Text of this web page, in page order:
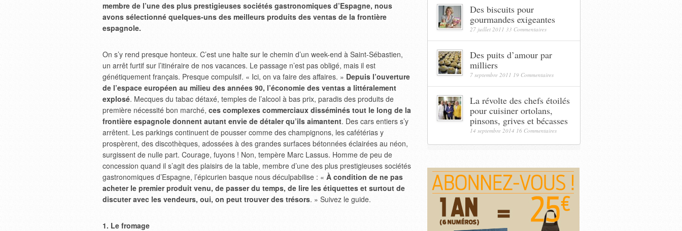
membre de l’une des plus prestigieuses sociétés gastronomiques d’Espagne, nous
avons sélectionné quelques-uns des meilleurs produits des ventas de la frontière
espagnole.
On s’y rend presque honteux. C’est une halte sur le chemin d’un week-end à Saint-Sébastien,
un arrêt furtif sur l’itinéraire de nos vacances. Le passage n’est pas obligé, mais il est
génétiquement français. Presque compulsif. « Ici, on va faire des affaires. » Depuis l’ouverture
de l’espace européen au milieu des années 90, l’économie des ventas a littéralement
explosé. Mecques du tabac détaxé, temples de l’alcool à bas prix, paradis des produits de
première nécessité bon marché, ces complexes commerciaux disséminés tout le long de la
frontière espagnole donnent autant envie de détaler qu’ils aimantent. Des cars entiers s’y
arrêtent. Les parkings continuent de pousser comme des champignons, les cafétérias y
prospèrent, des discothèques, adossées à des grandes surfaces bétonnées éclairées au néon,
surgissent de nulle part. Courage, fuyons ! Non, tempère Marc Lassus. Homme de peu de
concession quand il s’agit des plaisirs de la table, membre d’une des plus prestigieuses sociétés
gastronomiques d’Espagne, l’épicurien basque nous déculpabilise : « À condition de ne pas
acheter le premier produit venu, de passer du temps, de lire les étiquettes et surtout de
discuter avec les vendeurs, oui, on peut trouver des trésors. » Suivez le guide.
1. Le fromage
Des biscuits pour
gourmandes exigeantes
27 juillet 2011 33 Commentaires
Des puits d’amour par
milliers
7 septembre 2011 19 Commentaires
La révolte des chefs étoilés
pour cuisiner ortolans,
pinsons, grives et bécasses
14 septembre 2014 16 Commentaires